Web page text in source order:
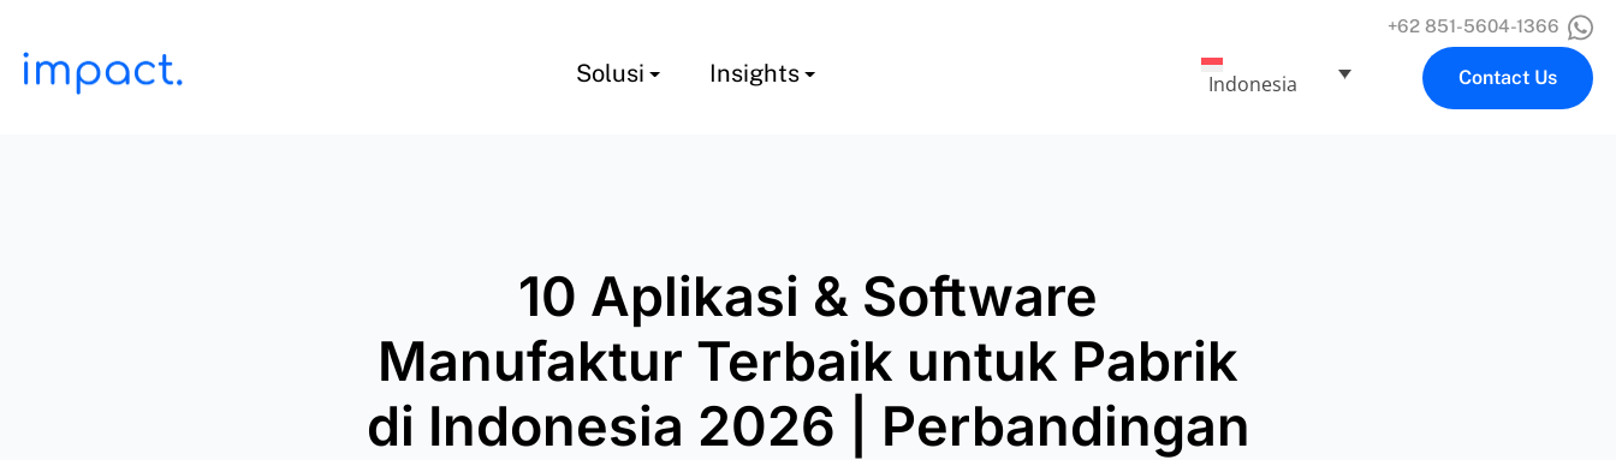
Solusi Insights Indonesia
+62 851-5604-1366
Contact Us
10 Aplikasi & Software
Manufaktur Terbaik untuk Pabrik
di Indonesia 2026 | Perbandingan